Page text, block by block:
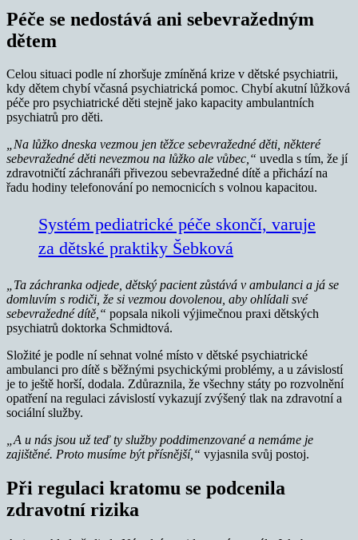
Péče se nedostává ani sebevražedným
dětem
Celou situaci podle ní zhoršuje zmíněná krize v dětské psychiatrii,
kdy dětem chybí včasná psychiatrická pomoc. Chybí akutní lůžková
péče pro psychiatrické děti stejně jako kapacity ambulantních
psychiatrů pro děti.
„Na lůžko dneska vezmou jen těžce sebevražedné děti, některé
sebevražedné děti nevezmou na lůžko ale vůbec,“ uvedla s tím, že jí
zdravotničtí záchranáři přivezou sebevražedné dítě a přichází na
řadu hodiny telefonování po nemocnicích s volnou kapacitou.
Systém pediatrické péče skončí, varuje
za dětské praktiky Šebková
„Ta záchranka odjede, dětský pacient zůstává v ambulanci a já se
domluvím s rodiči, že si vezmou dovolenou, aby ohlídali své
sebevražedné dítě,“ popsala nikoli výjimečnou praxi dětských
psychiatrů doktorka Schmidtová.
Složité je podle ní sehnat volné místo v dětské psychiatrické
ambulanci pro dítě s běžnými psychickými problémy, a u závislostí
je to ještě horší, dodala. Zdůraznila, že všechny státy po rozvolnění
opatření na regulaci závislostí vykazují zvýšený tlak na zdravotní a
sociální služby.
„A u nás jsou už teď ty služby poddimenzované a nemáme je
zajištěné. Proto musíme být přísnější,“ vyjasnila svůj postoj.
Při regulaci kratomu se podcenila
zdravotní rizika